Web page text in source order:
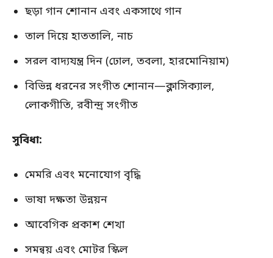
ছড়া গান শোনান এবং একসাথে গান
তাল দিয়ে হাততালি, নাচ
সরল বাদ্যযন্ত্র দিন (ঢোল, তবলা, হারমোনিয়াম)
বিভিন্ন ধরনের সংগীত শোনান—ক্লাসিক্যাল,
লোকগীতি, রবীন্দ্র সংগীত
সুবিধা:
মেমরি এবং মনোযোগ বৃদ্ধি
ভাষা দক্ষতা উন্নয়ন
আবেগিক প্রকাশ শেখা
সমন্বয় এবং মোটর স্কিল